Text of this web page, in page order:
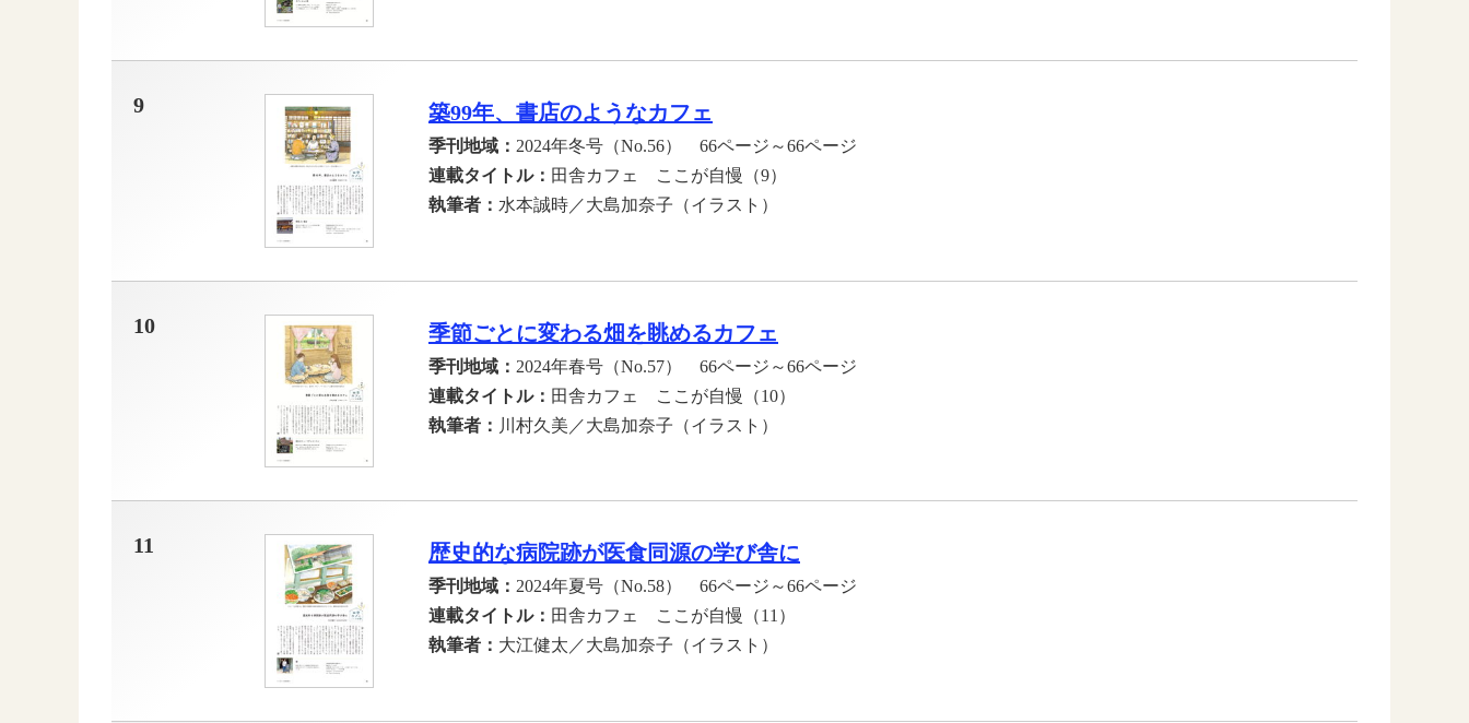
9 築99年、書店のようなカフェ
季刊地域： 2024年冬号（No.56） 66ページ～66ページ
連載タイトル： 田舎カフェ ここが自慢（9）
執筆者： 水本誠時／大島加奈子（イラスト）
10 季節ごとに変わる畑を眺めるカフェ
季刊地域： 2024年春号（No.57） 66ページ～66ページ
連載タイトル： 田舎カフェ ここが自慢（10）
執筆者： 川村久美／大島加奈子（イラスト）
11 歴史的な病院跡が医食同源の学び舎に
季刊地域： 2024年夏号（No.58） 66ページ～66ページ
連載タイトル： 田舎カフェ ここが自慢（11）
執筆者： 大江健太／大島加奈子（イラスト）